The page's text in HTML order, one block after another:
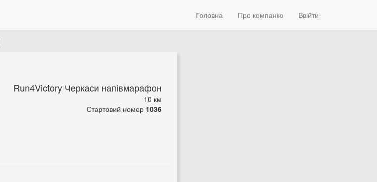
Головна Про компанію Ввійти
Run4Victory Черкаси напівмарафон
10 км
Стартовий номер 1036